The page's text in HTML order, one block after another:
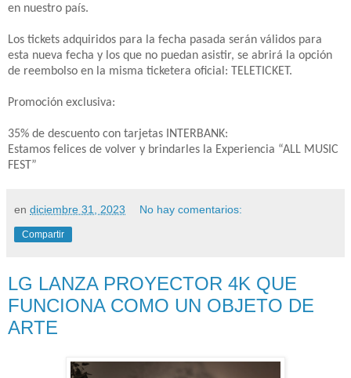
en nuestro país.
Los tickets adquiridos para la fecha pasada serán válidos para
esta nueva fecha y los que no puedan asistir, se abrirá la opción
de reembolso en la misma ticketera oficial: TELETICKET.
Promoción exclusiva:
35% de descuento con tarjetas INTERBANK:
Estamos felices de volver y brindarles la Experiencia “ALL MUSIC
FEST”
en diciembre 31, 2023 No hay comentarios:
Compartir
LG LANZA PROYECTOR 4K QUE
FUNCIONA COMO UN OBJETO DE
ARTE